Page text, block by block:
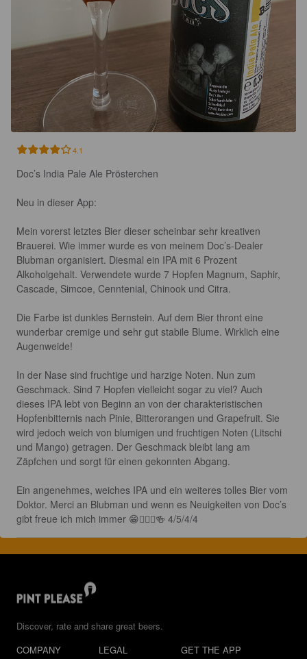
4.1
Doc’s India Pale Ale Prösterchen
Neu in dieser App:
Mein vorerst letztes Bier dieser scheinbar sehr kreativen
Brauerei. Wie immer wurde es von meinem Doc’s-Dealer
Blubman organisiert. Diesmal ein IPA mit 6 Prozent
Alkoholgehalt. Verwendete wurde 7 Hopfen Magnum, Saphir,
Cascade, Simcoe, Cenntenial, Chinook und Citra.
Die Farbe ist dunkles Bernstein. Auf dem Bier thront eine
wunderbar cremige und sehr gut stabile Blume. Wirklich eine
Augenweide!
In der Nase sind fruchtige und harzige Noten. Nun zum
Geschmack. Sind 7 Hopfen vielleicht sogar zu viel? Auch
dieses IPA lebt von Beginn an von der charakteristischen
Hopfenbitternis nach Pinie, Bitterorangen und Grapefruit. Sie
wird jedoch weich von blumigen und fruchtigen Noten (Litschi
und Mango) getragen. Der Geschmack bleibt lang am
Zäpfchen und sorgt für einen gekonnten Abgang.
Ein angenehmes, weiches IPA und ein weiteres tolles Bier vom
Doktor. Merci an Blubman und wenn es Neuigkeiten von Doc’s
gibt freue ich mich immer 😁🙋🏻‍♂️🍻 4/5/4/4
Discover, rate and share great beers.
COMPANY
LEGAL GET THE APP